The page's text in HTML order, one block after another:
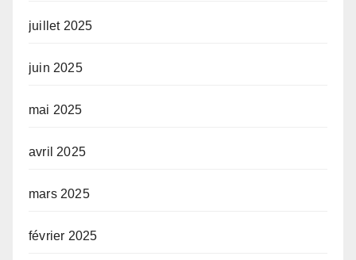
juillet 2025
juin 2025
mai 2025
avril 2025
mars 2025
février 2025